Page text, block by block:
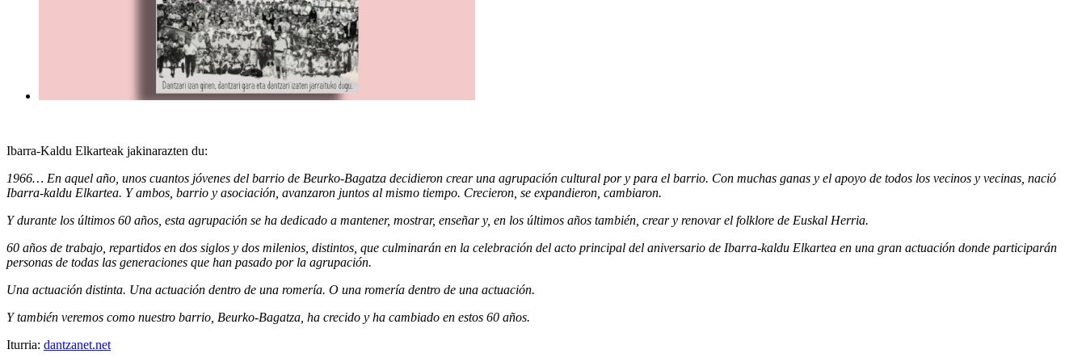
Ibarra-Kaldu Elkarteak jakinarazten du:
1966… En aquel año, unos cuantos jóvenes del barrio de Beurko-Bagatza decidieron crear una agrupación cultural por y para el barrio. Con muchas ganas y el apoyo de todos los vecinos y vecinas, nació
Ibarra-kaldu Elkartea. Y ambos, barrio y asociación, avanzaron juntos al mismo tiempo. Crecieron, se expandieron, cambiaron.
Y durante los últimos 60 años, esta agrupación se ha dedicado a mantener, mostrar, enseñar y, en los últimos años también, crear y renovar el folklore de Euskal Herria.
60 años de trabajo, repartidos en dos siglos y dos milenios, distintos, que culminarán en la celebración del acto principal del aniversario de Ibarra-kaldu Elkartea en una gran actuación donde participarán
personas de todas las generaciones que han pasado por la agrupación.
Una actuación distinta. Una actuación dentro de una romería. O una romería dentro de una actuación.
Y también veremos como nuestro barrio, Beurko-Bagatza, ha crecido y ha cambiado en estos 60 años.
Iturria: dantzanet.net